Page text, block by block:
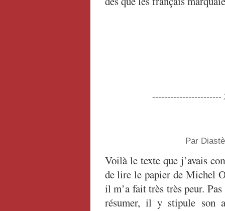
-----------------------
Par
Voilà le texte que j’avais
de lire le papier de Michel
il m’a fait très très peur.
résumer, il y stipule son